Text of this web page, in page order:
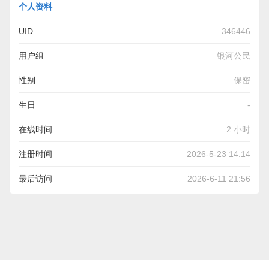
个人资料
UID 346446
用户组 银河公民
性别 保密
生日 -
在线时间 2 小时
注册时间 2026-5-23 14:14
最后访问 2026-6-11 21:56